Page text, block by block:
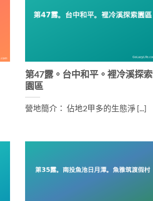
第47露。台中和平。裡冷溪探索
園區
營地簡介： 佔地2甲多的生態淨 [...]